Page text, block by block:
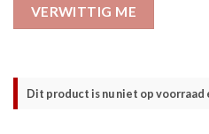
VERWITTIG ME
Dit product is nu niet op voorraad